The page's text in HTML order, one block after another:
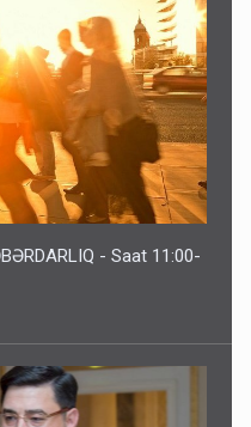
- Saat 11:00-